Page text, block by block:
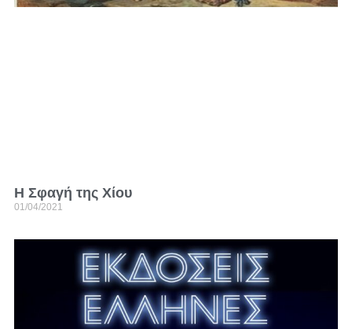
Η Σφαγή της Χίου
01/04/2021